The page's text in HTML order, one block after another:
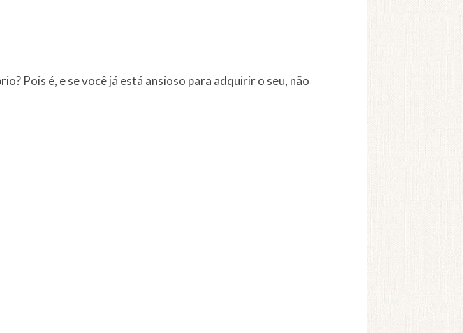
Pois é, e se você já está ansioso para adquirir o seu, não